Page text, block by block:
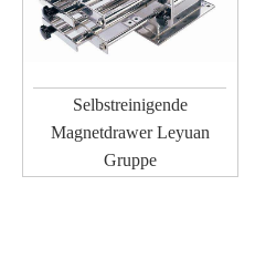
Selbstreinigende
Magnetdrawer Leyuan
Gruppe